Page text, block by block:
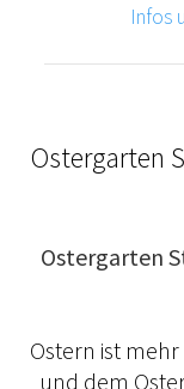
Infos
Ostergarten
Ostergarten
Ostern ist
und dem